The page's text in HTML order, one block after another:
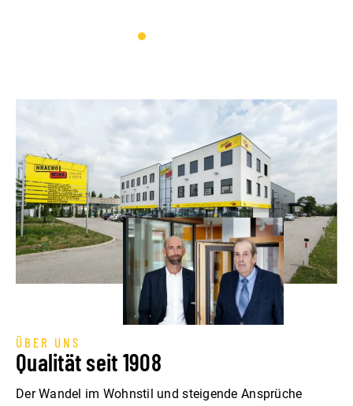
ÜBER UNS
Qualität seit 1908
Der Wandel im Wohnstil und steigende Ansprüche